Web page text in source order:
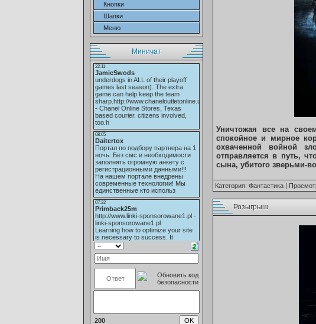
Кнопки
Шапки
Меню
Миничат
200
Уничтожая все на
спокойное и мирное
охваченной войной
отправляется в путь,
сына, убитого зверьми-
Категория: Фантастика |
Розыгрыш